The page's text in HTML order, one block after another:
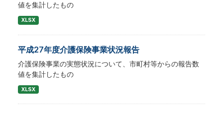
値を集計したもの
XLSX
平成27年度介護保険事業状況報告
介護保険事業の実態状況について、市町村等からの報告数
値を集計したもの
XLSX